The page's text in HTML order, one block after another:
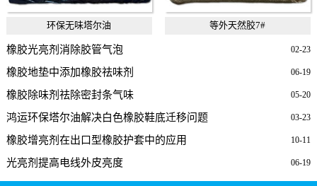
环保无味塔尔油 等外天然胶7#
02-23
橡胶光亮剂消除胶管气泡
06-19
橡胶地垫中添加橡胶祛味剂
05-20
橡胶除味剂祛除密封条气味
03-23
鸿运环保塔尔油解决白色橡胶鞋底迁移问题
10-11
橡胶增亮剂在出口型橡胶护套中的应用
06-19
光亮剂提高电线外皮亮度